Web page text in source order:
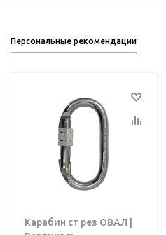
Персональные рекомендации
Карабин ст рез ОВАЛ |